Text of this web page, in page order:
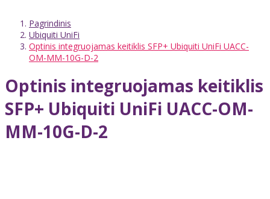
Pagrindinis
Ubiquiti UniFi
Optinis integruojamas keitiklis SFP+ Ubiquiti UniFi UACC-
OM-MM-10G-D-2
Optinis integruojamas keitiklis
SFP+ Ubiquiti UniFi UACC-OM-
MM-10G-D-2